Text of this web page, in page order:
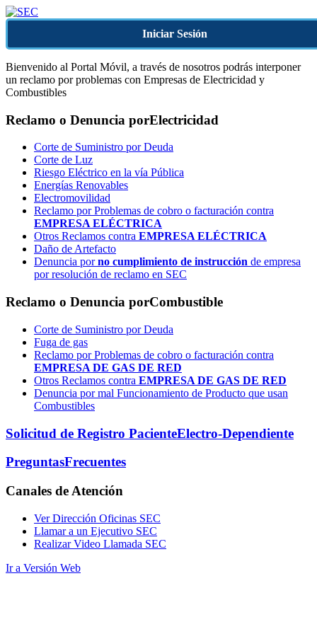
Iniciar Sesión
Bienvenido al Portal Móvil, a través de nosotros podrás interponer
un reclamo por problemas con Empresas de Electricidad y
Combustibles
Reclamo o Denuncia porElectricidad
Corte de Suministro por Deuda
Corte de Luz
Riesgo Eléctrico en la vía Pública
Energías Renovables
Electromovilidad
Reclamo por Problemas de cobro o facturación contra
EMPRESA ELÉCTRICA
Otros Reclamos contra EMPRESA ELÉCTRICA
Daño de Artefacto
Denuncia porno cumplimiento de instrucción de empresa
por resolución de reclamo en SEC
Reclamo o Denuncia porCombustible
Corte de Suministro por Deuda
Fuga de gas
Reclamo por Problemas de cobro o facturación contra
EMPRESA DE GAS DE RED
Otros Reclamos contra EMPRESA DE GAS DE RED
Denuncia por mal Funcionamiento de Producto que usan
Combustibles
Solicitud de Registro PacienteElectro-Dependiente
PreguntasFrecuentes
Canales de Atención
Ver Dirección Oficinas SEC
Llamar a un Ejecutivo SEC
Realizar Video Llamada SEC
Ir a Versión Web